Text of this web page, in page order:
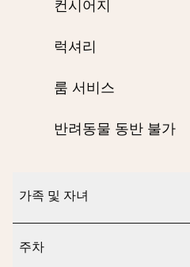
컨시어지
럭셔리
룸 서비스
반려동물 동반 불가
가족 및 자녀
주차